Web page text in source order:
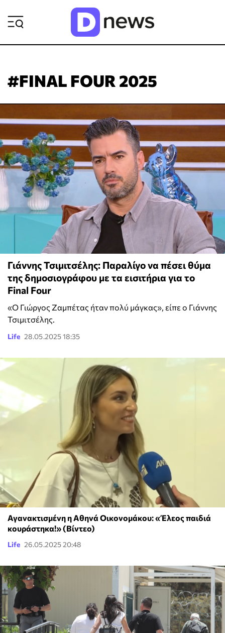
#FINAL FOUR 2025
Γιάννης Τσιμιτσέλης: Παραλίγο να πέσει θύμα
της δημοσιογράφου με τα εισιτήρια για το
Final Four
«Ο Γιώργος Ζαμπέτας ήταν πολύ μάγκας», είπε ο Γιάννης
Τσιμιτσέλης.
Life 28.05.2025 18:35
Αγανακτισμένη η Αθηνά Οικονομάκου: «Έλεος παιδιά
κουράστηκα!» (Βίντεο)
Life 26.05.2025 20:48